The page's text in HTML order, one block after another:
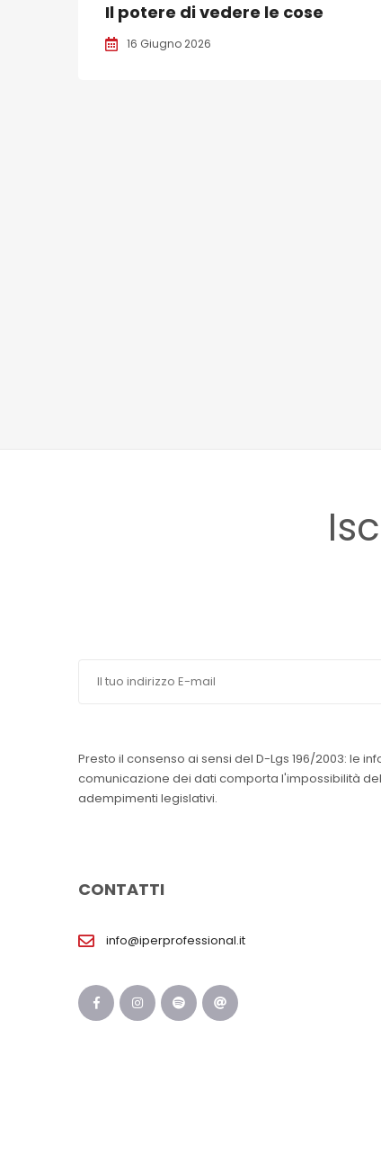
Il potere di vedere le cose
16 Giugno 2026
Presto il consenso ai sensi del D-Lgs 196/2003: le
comunicazione dei dati comporta l'impossibilità
adempimenti legislativi.
CONTATTI
info@iperprofessional.it